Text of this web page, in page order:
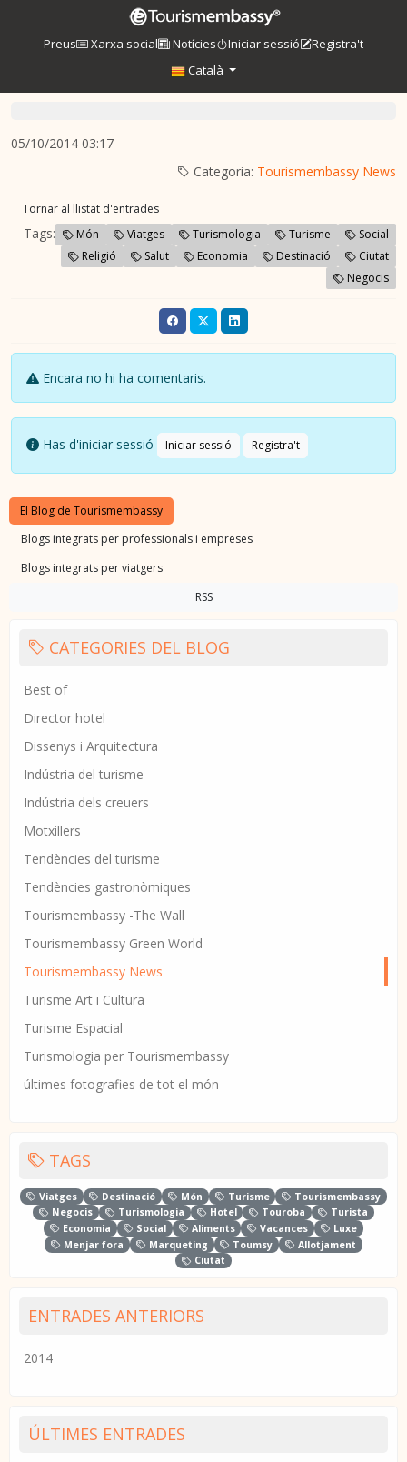
Preus Xarxa social Notícies Iniciar sessió
Registra't
Català
05/10/2014 03:17
Categoria: Tourismembassy News
Tornar al llistat d'entrades
Tags: Món Viatges Turismologia Turisme
Social
Religió
Salut Economia Destinació
Ciutat
Negocis
Encara no hi ha comentaris.
Has d'iniciar sessió Iniciar sessió Registra't
El Blog de Tourismembassy
Blogs integrats per professionals i empreses
Blogs integrats per viatgers
RSS
CATEGORIES DEL BLOG
Best of
Director hotel
Dissenys i Arquitectura
Indústria del turisme
Indústria dels creuers
Motxillers
Tendències del turisme
Tendències gastronòmiques
Tourismembassy -The Wall
Tourismembassy Green World
Tourismembassy News
Turisme Art i Cultura
Turisme Espacial
Turismologia per Tourismembassy
últimes fotografies de tot el món
TAGS
Viatges Destinació Món Turisme
Tourismembassy
Negocis
Turismologia Hotel Touroba
Turista
Economia
Social Aliments Vacances
Luxe
Menjar fora
Marqueting Toumsy
Allotjament
Ciutat
ENTRADES ANTERIORS
2014
ÚLTIMES ENTRADES